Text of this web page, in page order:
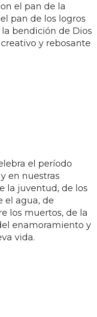
el pan de la
pan de los logros
bendición de Dios
y rebosante
el período
en nuestras
la juventud, de los
el agua, de
los muertos, de la
enamoramiento y
vida.